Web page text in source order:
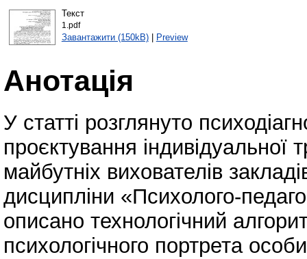
Текст
1.pdf
Завантажити (150kB)| Preview
Анотація
У статті розглянуто
проєктування індивідуальної
майбутніх вихователів
дисципліни «Психолого-
описано технологічний
психологічного портрета